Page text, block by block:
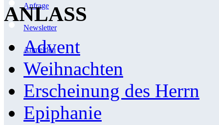
Anfrage
Newsletter
Anmelden
ANLASS
Advent
Weihnachten
Erscheinung des Herrn
Epiphanie